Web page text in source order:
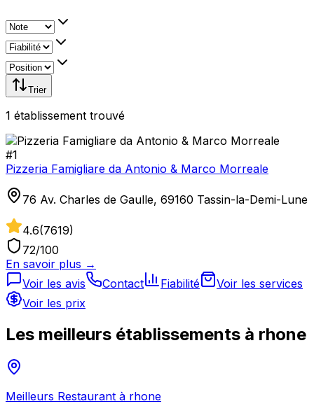
Trier
1 établissement trouvé
#1
Pizzeria Famigliare da Antonio & Marco Morreale
76 Av. Charles de Gaulle, 69160 Tassin-la-Demi-Lune
4.6(7619)
72/100
En savoir plus →
Voir les avis
Contact Fiabilité
Voir les services
Voir les prix
Les meilleurs établissements à rhone
Meilleurs Restaurant à rhone